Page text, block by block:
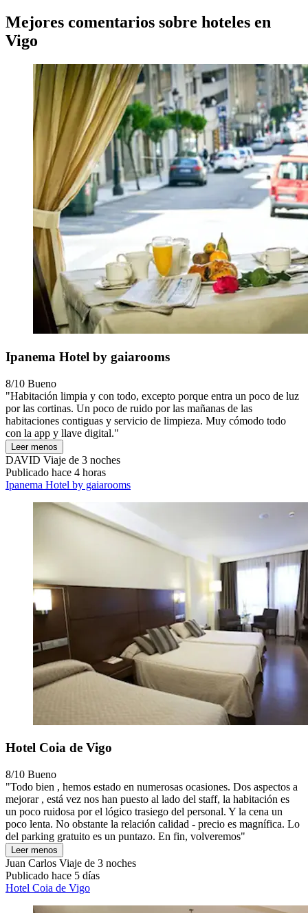
Mejores comentarios sobre hoteles en
Vigo
Ipanema Hotel by gaiarooms
8/10 Bueno
"Habitación limpia y con todo, excepto porque entra un poco de luz
por las cortinas. Un poco de ruido por las mañanas de las
habitaciones contiguas y servicio de limpieza. Muy cómodo todo
con la app y llave digital."
Leer menos
DAVID Viaje de 3 noches
Publicado hace 4 horas
Ipanema Hotel by gaiarooms
Hotel Coia de Vigo
8/10 Bueno
"Todo bien , hemos estado en numerosas ocasiones. Dos aspectos a
mejorar , está vez nos han puesto al lado del staff, la habitación es
un poco ruidosa por el lógico trasiego del personal. Y la cena un
poco lenta. No obstante la relación calidad - precio es magnífica. Lo
del parking gratuito es un puntazo. En fin, volveremos"
Leer menos
Juan Carlos Viaje de 3 noches
Publicado hace 5 días
Hotel Coia de Vigo